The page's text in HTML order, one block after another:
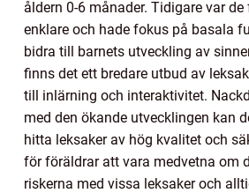
åldern 0-6 månader. Tidigare var
enklare och hade fokus på basala
bidra till barnets utveckling av
finns det ett bredare utbud av
till inlärning och interaktivitet.
med den ökande utvecklingen kan
hitta leksaker av hög kvalitet och
för föräldrar att vara medvetna om
riskerna med vissa leksaker och